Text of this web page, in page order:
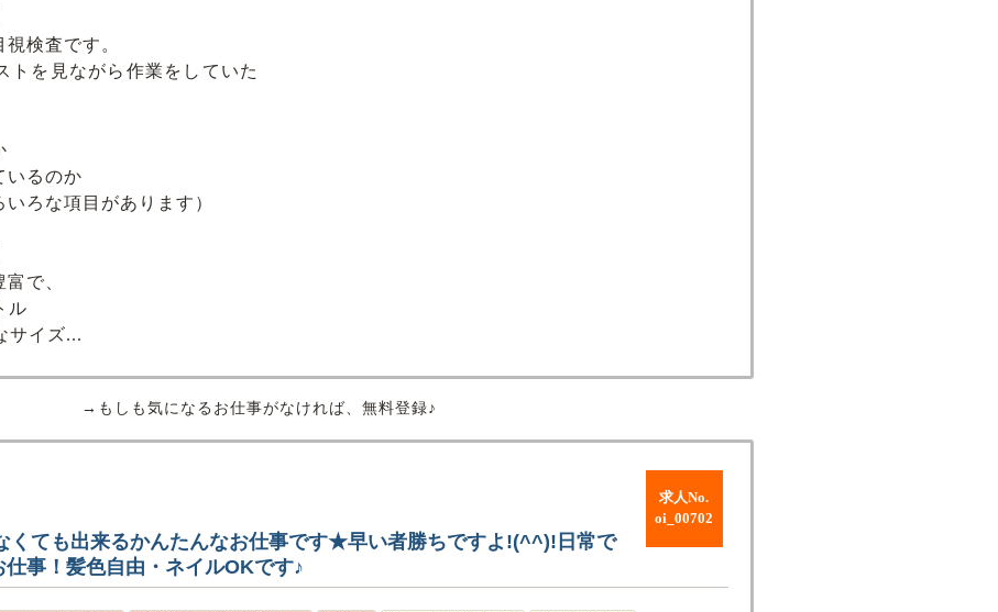
検査です。
トを見ながら作業をしていた
いるのか
ろな項目があります）
で、
ル
サイズ...
→もしも気になるお仕事がなければ、無料登録♪
求人No.
oi_00702
ても出来るかんたんなお仕事です★早い者勝ちですよ!(^^)!日常で
事！髪色自由・ネイルOKです♪